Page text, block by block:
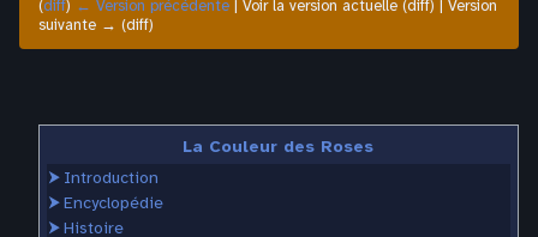
(diff) ← Version précédente | Voir la version actuelle (diff) | Version
suivante → (diff)
La Couleur des Roses
⮞ Introduction
⮞Encyclopédie
⮞Histoire